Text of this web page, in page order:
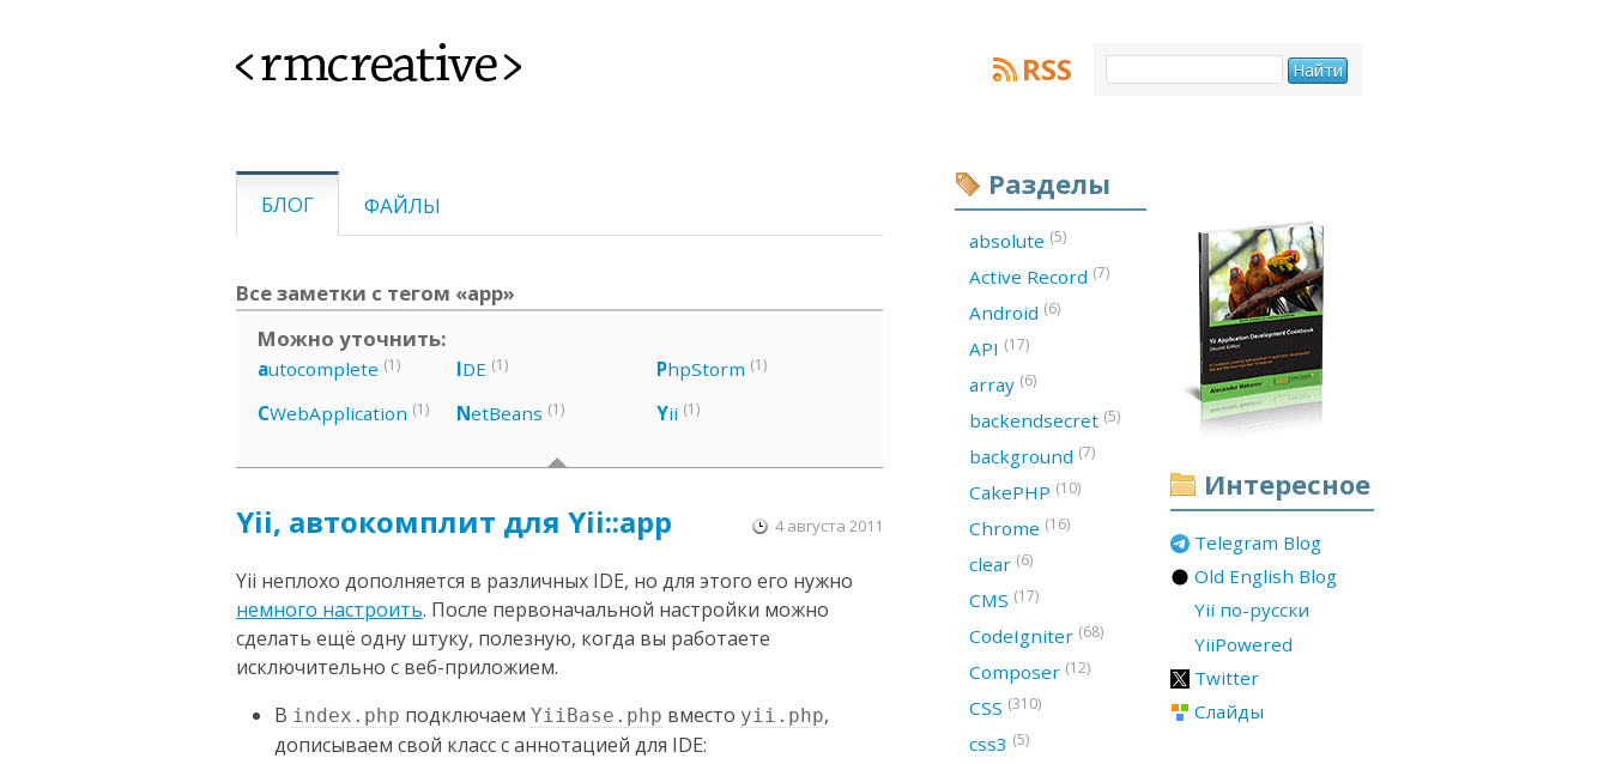
<rmcreative> RSS
БЛОГ ФАЙЛЫ
Все заметки с тегом «app»
Можно уточнить:
autocomplete (1)
CWebApplication (1)
IDE (1)
NetBeans (1)
PhpStorm (1)
Yii (1)
Yii, автокомплит для Yii::app 4 августа 2011
Yii неплохо дополняется в различных IDE, но для этого его нужно
немного настроить. После первоначальной настройки можно
сделать ещё одну штуку, полезную, когда вы работаете
исключительно с веб-приложием.
В index.php подключаем YiiBase.php вместо yii.php,
дописываем свой класс с аннотацией для IDE:
Интересное
Telegram Blog
Old English Blog
Yii по-русски
YiiPowered
Twitter
Слайды
Разделы
absolute (5)
Active Record (7)
Android (6)
API (17)
array (6)
backendsecret (5)
background (7)
CakePHP (10)
Chrome (16)
clear (6)
CMS (17)
CodeIgniter (68)
Composer (12)
CSS (310)
css3 (5)